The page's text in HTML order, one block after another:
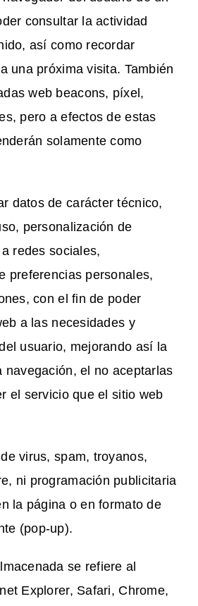
consultar la actividad
así como recordar
una próxima visita. También
web beacons, píxel,
pero a efectos de estas
solamente como
datos de carácter técnico,
personalización de
redes sociales,
preferencias personales,
con el fin de poder
a las necesidades y
usuario, mejorando así la
navegación, el no aceptarlas
el servicio que el sitio web
virus, spam, troyanos,
ni programación publicitaria
la página o en formato de
(pop-up).
se refiere al
Explorer, Safari, Chrome,